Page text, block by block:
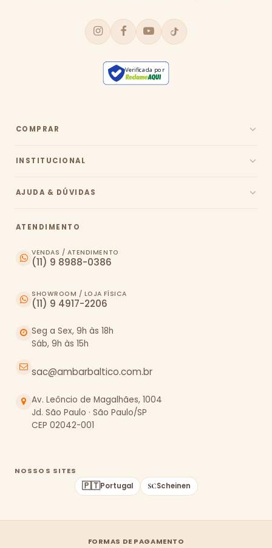
Verificada por
COMPRAR
INSTITUCIONAL
AJUDA & DÚVIDAS
ATENDIMENTO
VENDAS / ATENDIMENTO
(11) 9 8988-0386
SHOWROOM / LOJA FÍSICA
(11) 9 4917-2206
Seg a Sex, 9h às 18h
Sáb, 9h às 15h
sac@ambarbaltico.com.br
Av. Leôncio de Magalhães, 1004
Jd. São Paulo · São Paulo/SP
CEP 02042-001
NOSSOS SITES
🇵🇹Portugal Scheinen
FORMAS DE PAGAMENTO